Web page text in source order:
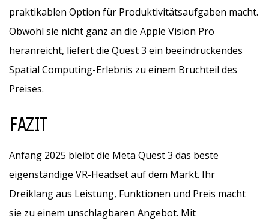
praktikablen Option für Produktivitätsaufgaben macht.
Obwohl sie nicht ganz an die Apple Vision Pro
heranreicht, liefert die Quest 3 ein beeindruckendes
Spatial Computing-Erlebnis zu einem Bruchteil des
Preises.
FAZIT
Anfang 2025 bleibt die Meta Quest 3 das beste
eigenständige VR-Headset auf dem Markt. Ihr
Dreiklang aus Leistung, Funktionen und Preis macht
sie zu einem unschlagbaren Angebot. Mit